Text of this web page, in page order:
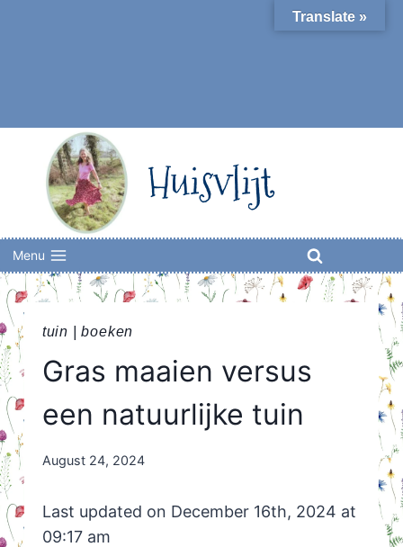
Huisvlijt
Menu
tuin |boeken
Gras maaien versus
een natuurlijke tuin
By
August 24, 2024
Last updated on December 16th, 2024 at
09:17 am
Translate »